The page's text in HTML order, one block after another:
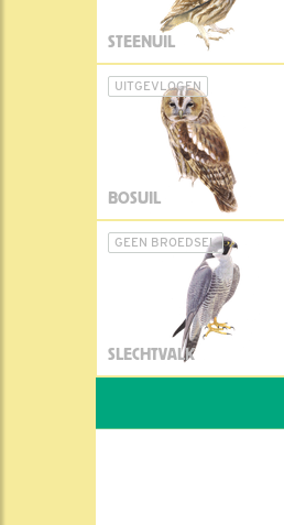
STEENUIL
UITGEVLOGEN
BOSUIL
GEEN BROEDSEL
SLECHTVALK